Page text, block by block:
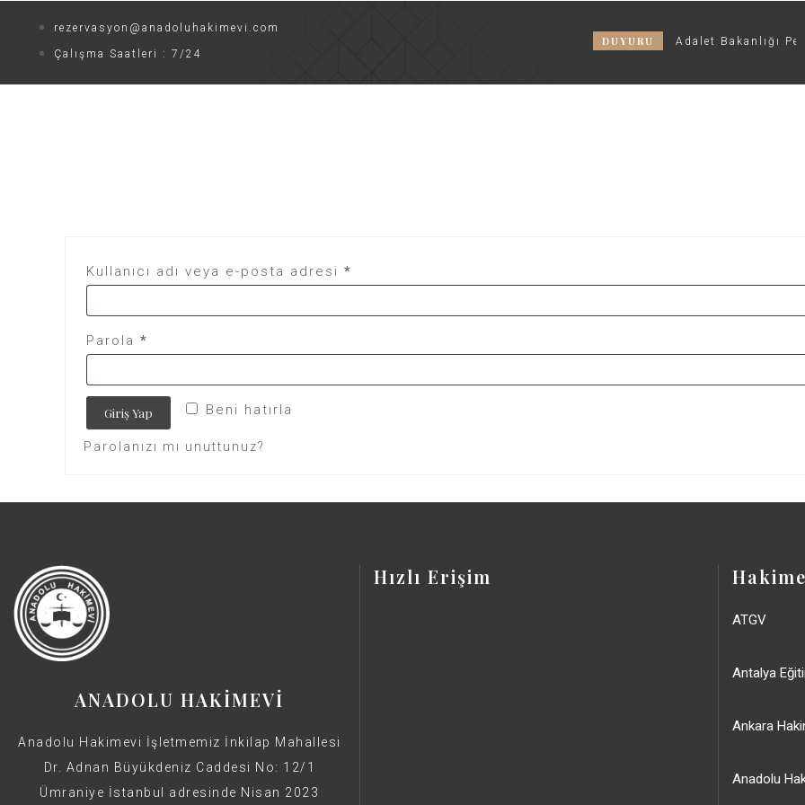
rezervasyon@anadoluhakimevi.com
Çalışma Saatleri : 7/24
DUYURU Adalet Bakanlığı
Kullanıcı adı veya e-posta adresi *
Parola *
Beni hatırla
Giriş Yap
Parolanızı mı unuttunuz?
ANADOLU HAKİMEVİ
Anadolu Hakimevi İşletmemiz İnkilap Mahallesi
Dr. Adnan Büyükdeniz Caddesi No: 12/1
Ümraniye İstanbul adresinde Nisan 2023
Hızlı Erişim
ATGV
Antalya
Ankara
Anadolu